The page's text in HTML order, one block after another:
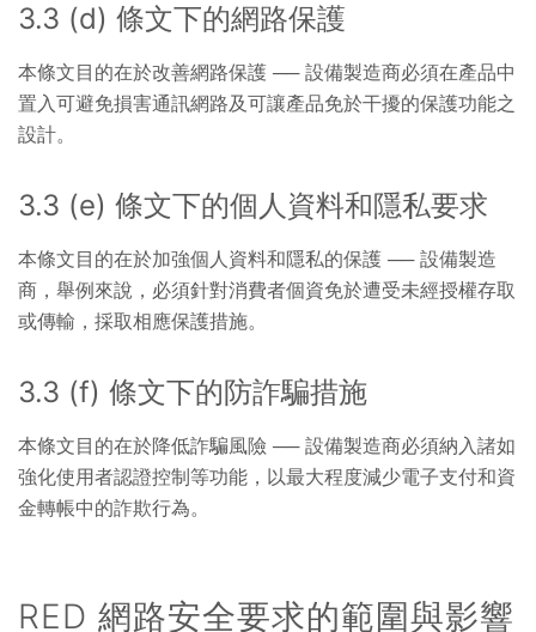
3.3 (d) 條文下的網路保護
本條文目的在於改善網路保護 ── 設備製造商必須在產品中
置入可避免損害通訊網路及可讓產品免於干擾的保護功能之
設計。
3.3 (e) 條文下的個人資料和隱私要求
本條文目的在於加強個人資料和隱私的保護 ── 設備製造
商，舉例來說，必須針對消費者個資免於遭受未經授權存取
或傳輸，採取相應保護措施。
3.3 (f) 條文下的防詐騙措施
本條文目的在於降低詐騙風險 ── 設備製造商必須納入諸如
強化使用者認證控制等功能，以最大程度減少電子支付和資
金轉帳中的詐欺行為。
RED 網路安全要求的範圍與影響